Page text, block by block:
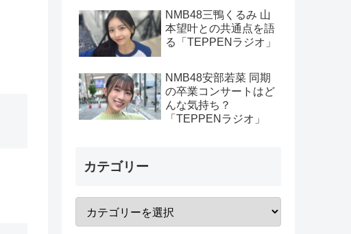
NMB48三鴨くるみ 山
本望叶との共通点を語
る「TEPPENラジオ」
NMB48安部若菜 同期
の卒業コンサートはど
んな気持ち？
「TEPPENラジオ」
カテゴリー